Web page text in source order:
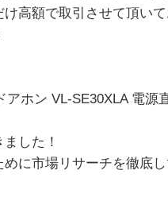
高額で取引させて頂い
ホン VL-SE30XLA 電
した！
に市場リサーチを徹底